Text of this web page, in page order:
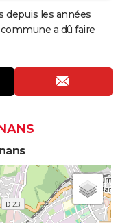
depuis les années
commune a dû faire